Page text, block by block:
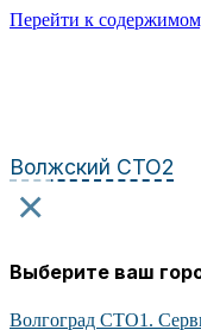
Перейти к
Волжский СТО2
×
Выберите ваш
Волгоград СТО1.